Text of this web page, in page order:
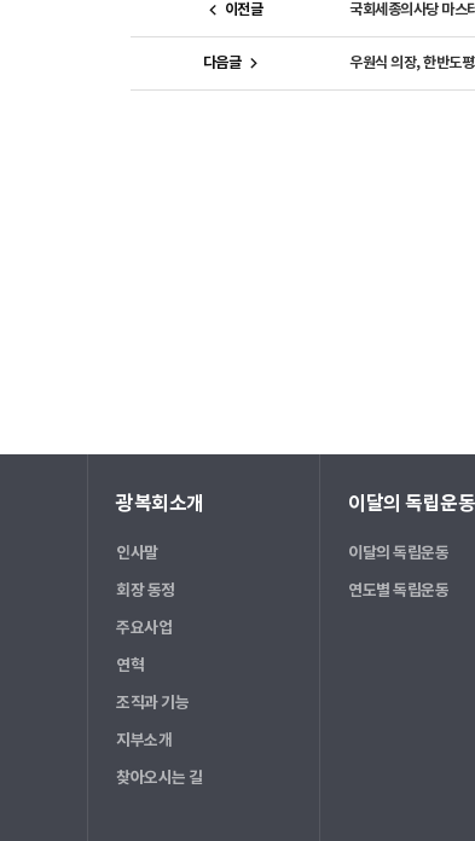
이전글 국회세종의사당 마스
다음글 우원식 의장, 한반도
광복회소개
인사말
회장 동정
주요사업
연혁
조직과 기능
지부소개
찾아오시는 길
이달의 독립운동
이달의 독립운동
연도별 독립운동